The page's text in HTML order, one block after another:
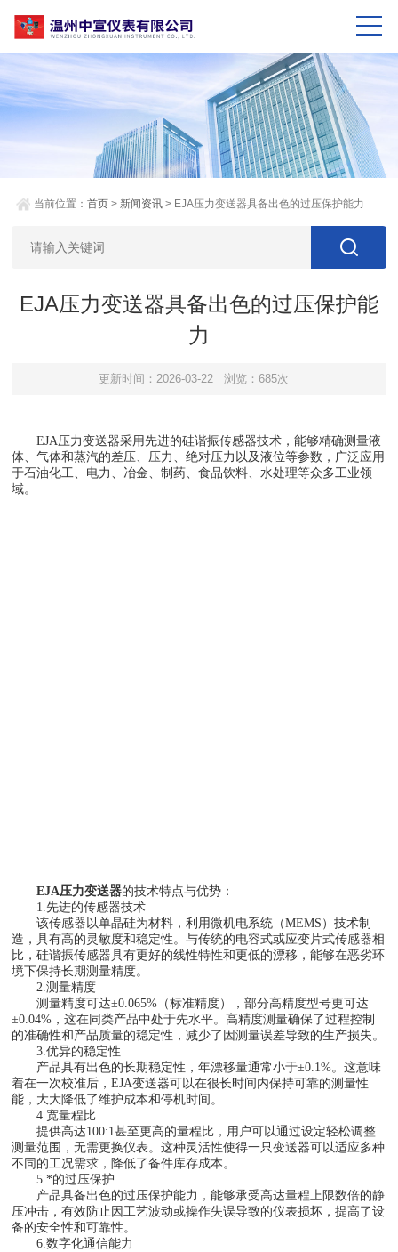
当前位置：首页 > 新闻资讯 > EJA压力变送器具备出色的过压保护能力
EJA压力变送器具备出色的过压保护能
力
更新时间：2026-03-22 浏览：685次
EJA压力变送器采用先进的硅谐振传感器技术，能够精确测量液
体、气体和蒸汽的差压、压力、绝对压力以及液位等参数，广泛应用
于石油化工、电力、冶金、制药、食品饮料、水处理等众多工业领
域。
EJA压力变送器的技术特点与优势：
1.先进的传感器技术
该传感器以单晶硅为材料，利用微机电系统（MEMS）技术制
造，具有高的灵敏度和稳定性。与传统的电容式或应变片式传感器相
比，硅谐振传感器具有更好的线性特性和更低的漂移，能够在恶劣环
境下保持长期测量精度。
2.测量精度
测量精度可达±0.065%（标准精度），部分高精度型号更可达
±0.04%，这在同类产品中处于先水平。高精度测量确保了过程控制
的准确性和产品质量的稳定性，减少了因测量误差导致的生产损失。
3.优异的稳定性
产品具有出色的长期稳定性，年漂移量通常小于±0.1%。这意味
着在一次校准后，EJA变送器可以在很长时间内保持可靠的测量性
能，大大降低了维护成本和停机时间。
4.宽量程比
提供高达100:1甚至更高的量程比，用户可以通过设定轻松调整
测量范围，无需更换仪表。这种灵活性使得一只变送器可以适应多种
不同的工况需求，降低了备件库存成本。
5.*的过压保护
产品具备出色的过压保护能力，能够承受高达量程上限数倍的静
压冲击，有效防止因工艺波动或操作失误导致的仪表损坏，提高了设
备的安全性和可靠性。
6.数字化通信能力